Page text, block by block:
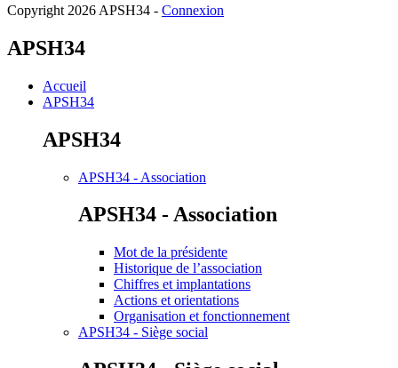
Copyright 2026 APSH34 - Connexion
APSH34
Accueil
APSH34
APSH34
APSH34 - Association
APSH34 - Association
Mot de la présidente
Historique de l’association
Chiffres et implantations
Actions et orientations
Organisation et fonctionnement
APSH34 - Siège social